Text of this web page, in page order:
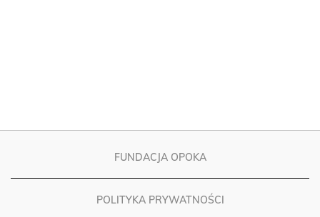
FUNDACJA OPOKA
POLITYKA PRYWATNOŚCI